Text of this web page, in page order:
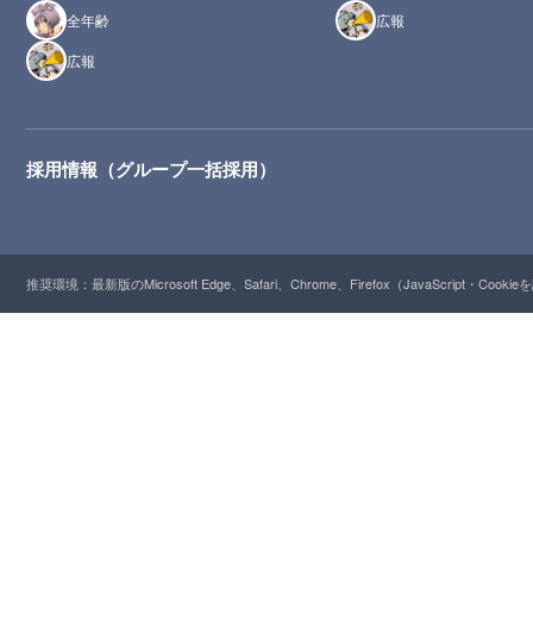
全年齢
広報
広報
採用情報（グループ一括採用）
推奨環境：最新版のMicrosoft Edge、Safari、Chrome、Firefox（JavaScript・Cookie